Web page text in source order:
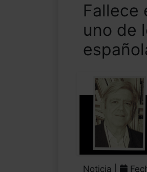
Fallece
uno de
Noticia |